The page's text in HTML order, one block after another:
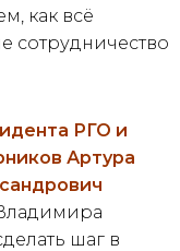
как всё
сотрудничество
РГО и
Артура
шаг в